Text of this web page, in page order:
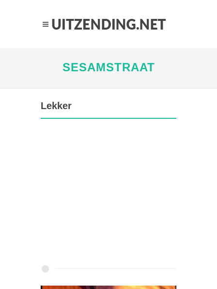
SESAMSTRAAT
Lekker